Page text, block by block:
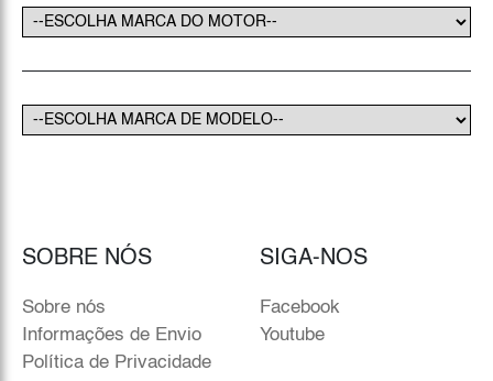
SOBRE NÓS
Sobre nós
Informações de Envio
Política de Privacidade
SIGA-NOS
Facebook
Youtube